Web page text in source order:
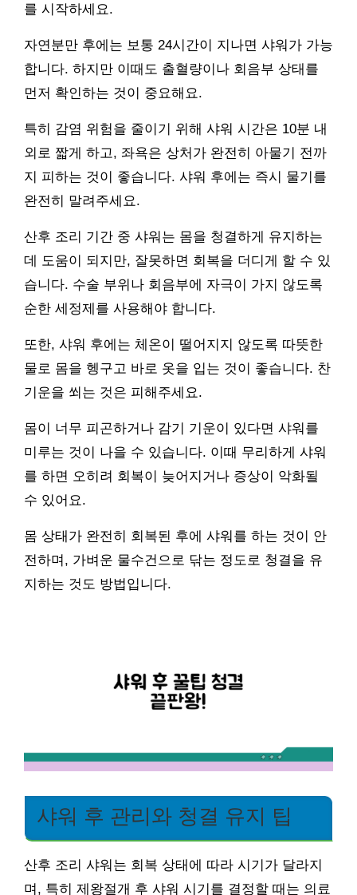
를 시작하세요.
자연분만 후에는 보통 24시간이 지나면 샤워가 가능
합니다. 하지만 이때도 출혈량이나 회음부 상태를
먼저 확인하는 것이 중요해요.
특히 감염 위험을 줄이기 위해 샤워 시간은 10분 내
외로 짧게 하고, 좌욕은 상처가 완전히 아물기 전까
지 피하는 것이 좋습니다. 샤워 후에는 즉시 물기를
완전히 말려주세요.
산후 조리 기간 중 샤워는 몸을 청결하게 유지하는
데 도움이 되지만, 잘못하면 회복을 더디게 할 수 있
습니다. 수술 부위나 회음부에 자극이 가지 않도록
순한 세정제를 사용해야 합니다.
또한, 샤워 후에는 체온이 떨어지지 않도록 따뜻한
물로 몸을 헹구고 바로 옷을 입는 것이 좋습니다. 찬
기운을 쐬는 것은 피해주세요.
몸이 너무 피곤하거나 감기 기운이 있다면 샤워를
미루는 것이 나을 수 있습니다. 이때 무리하게 샤워
를 하면 오히려 회복이 늦어지거나 증상이 악화될
수 있어요.
몸 상태가 완전히 회복된 후에 샤워를 하는 것이 안
전하며, 가벼운 물수건으로 닦는 정도로 청결을 유
지하는 것도 방법입니다.
샤워 후 관리와 청결 유지 팁
산후 조리 샤워는 회복 상태에 따라 시기가 달라지
며, 특히 제왕절개 후 샤워 시기를 결정할 때는 의료